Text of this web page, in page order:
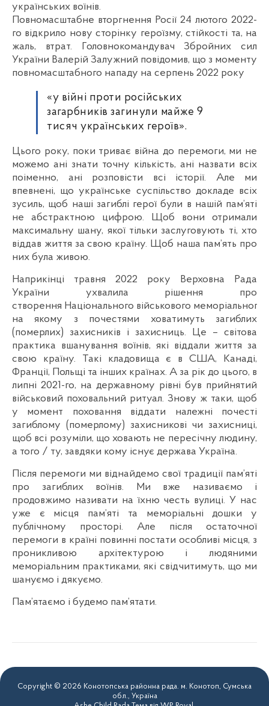
українських воїнів.
Повномасштабне вторгнення Росії 24 лютого 2022-
го відкрило нову сторінку героїзму, стійкості та, на
жаль, втрат. Головнокомандувач Збройних сил
України Валерій Залужний повідомив, що з моменту
повномасштабного нападу на серпень 2022 року
«у війні проти російських
загарбників загинули майже 9
тисяч українських героїв».
Цього року, поки триває війна до перемоги, ми не
можемо ані знати точну кількість, ані назвати всіх
поіменно, ані розповісти всі історії. Але ми
впевнені, що українське суспільство докладе всіх
зусиль, щоб наші загиблі герої були в нашій пам’яті
не абстрактною цифрою. Щоб вони отримали
максимальну шану, якої тільки заслуговують ті, хто
віддав життя за свою країну. Щоб наша пам’ять про
них була живою.
Наприкінці травня 2022 року Верховна Рада
України ухвалила рішення про
створення Національного військового меморіального
на якому з почестями ховатимуть загиблих
(померлих) захисників і захисниць. Це – світова
практика вшанування воїнів, які віддали життя за
свою країну. Такі кладовища є в США, Канаді,
Франції, Польщі та інших країнах. А за рік до цього, в
липні 2021-го, на державному рівні був прийнятий
військовий поховальний ритуал. Знову ж таки, щоб
у момент поховання віддати належні почесті
загиблому (померлому) захисникові чи захисниці,
щоб всі розуміли, що ховають не пересічну людину,
а того / ту, завдяки кому існує держава Україна.
Після перемоги ми віднайдемо свої традиції пам’яті
про загиблих воїнів. Ми вже називаємо і
продовжимо називати на їхню честь вулиці. У нас
уже є місця пам’яті та меморіальні дошки у
публічному просторі. Але після остаточної
перемоги в країні повинні постати особливі місця, з
проникливою архітектурою і людяними
меморіальним практиками, які свідчитимуть, що ми
шануємо і дякуємо.
Пам’ятаємо і будемо пам’ятати.
Copyright © 2026 Конотопська районна рада. м. Конотоп, Сумська
обл., Україна